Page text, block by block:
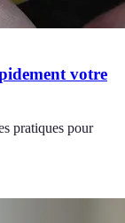
votre
pratiques pour